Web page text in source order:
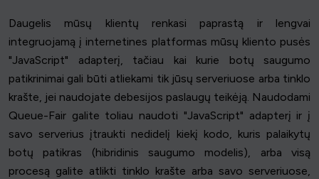
Daugelis mūsų klientų renkasi paprastą ir lengvai
integruojamą į internetines platformas mūsų kliento pusės
"JavaScript" adapterį, tačiau kai kurie botų saugumo
patikrinimai gali būti atliekami tik jūsų serveriuose arba tinklo
krašte, jei naudojate debesijos paslaugų teikėją. Naudodami
Queue-Fair galite toliau naudoti "JavaScript" adapterį ir į
savo serverius įtraukti nedidelį kiekį kodo, kuris palaikytų
botų patikras (hibridinis saugumo modelis), arba visą
procesą galite atlikti tinklo krašte arba savo serveriuose,